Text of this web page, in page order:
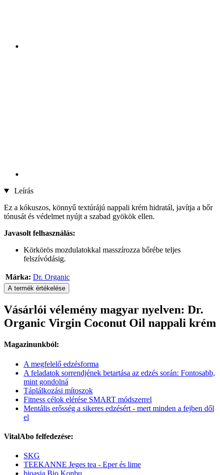
Leírás
Ez a kókuszos, könnyű textúrájú nappali krém hidratál, javítja a bőr
tónusát és védelmet nyújt a szabad gyökök ellen.
Javasolt felhasználás:
Körkörös mozdulatokkal masszírozza bőrébe teljes
felszívódásig.
Márka: Dr. Organic
A termék értékelése
Vásárlói vélemény magyar nyelven: Dr.
Organic Virgin Coconut Oil nappali krém
Magazinunkból:
A megfelelő edzésforma
A feladatok sorrendjének betartása az edzés során: Fontosabb,
mint gondolná
Táplálkozási mítoszok
Fitness célok elérése SMART módszerrel
Mentális erősség a sikeres edzésért - mert minden a fejben dől
el
VitalAbo felfedezése:
SKG
TEEKANNE Jeges tea - Eper és lime